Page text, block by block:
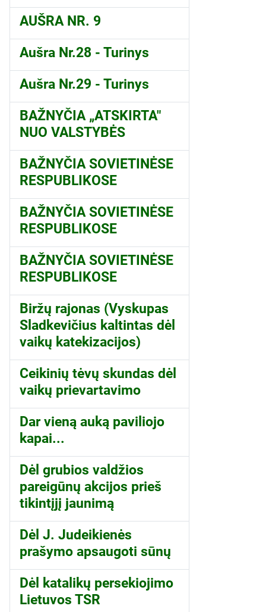
AUŠRA NR. 9
Aušra Nr.28 - Turinys
Aušra Nr.29 - Turinys
BAŽNYČIA „ATSKIRTA"
NUO VALSTYBĖS
BAŽNYČIA SOVIETINĖSE
RESPUBLIKOSE
BAŽNYČIA SOVIETINĖSE
RESPUBLIKOSE
BAŽNYČIA SOVIETINĖSE
RESPUBLIKOSE
Biržų rajonas (Vyskupas
Sladkevičius kaltintas dėl
vaikų katekizacijos)
Ceikinių tėvų skundas dėl
vaikų prievartavimo
Dar vieną auką paviliojo
kapai...
Dėl grubios valdžios
pareigūnų akcijos prieš
tikintįjį jaunimą
Dėl J. Judeikienės
prašymo apsaugoti sūnų
Dėl katalikų persekiojimo
Lietuvos TSR